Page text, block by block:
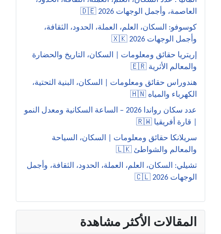
العاصمة، وأجمل الوجهات 2026 🇩🇪
كوسوفو: السكان، العلم، العملة، الحدود، الثقافة،
وأجمل الوجهات 2026 🇽🇰
إريتريا حقائق ومعلومات | السكان، التاريخ والحضارة
والمعالم الأثرية 🇪🇷
هندوراس حقائق ومعلومات | السكان، البنية التحتية،
الكهرباء والمياه 🇭🇳
عدد سكان رواندا 2026 – الساعة السكانية ومعدل النمو
| قارة أفريقيا 🇷🇼
سريلانكا حقائق ومعلومات | السكان، السياحة
والمعالم والشواطئ 🇱🇰
تشيلي: السكان، العلم، العملة، الحدود، الثقافة، وأجمل
الوجهات 2026 🇨🇱
المقالات الأكثر مشاهدة